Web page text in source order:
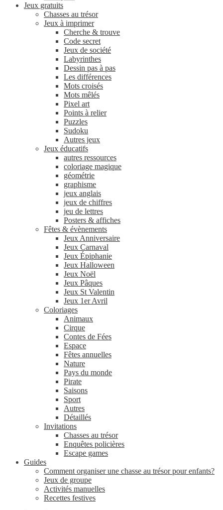
Jeux gratuits
Chasses au trésor
Jeux à imprimer
Cherche & trouve
Code secret
Jeux de société
Labyrinthes
Dessin pas à pas
Les différences
Mots croisés
Mots mêlés
Pixel art
Points à relier
Puzzles
Sudoku
Autres jeux
Jeux éducatifs
autres ressources
coloriage magique
géométrie
graphisme
jeux anglais
jeux de chiffres
jeu de lettres
Posters & affiches
Fêtes & évènements
Jeux Anniversaire
Jeux Carnaval
Jeux Épiphanie
Jeux Halloween
Jeux Noël
Jeux Pâques
Jeux St Valentin
Jeux 1er Avril
Coloriages
Animaux
Cirque
Contes de Fées
Espace
Fêtes annuelles
Nature
Pays du monde
Pirate
Saisons
Sport
Autres
Détaillés
Invitations
Chasses au trésor
Enquêtes policières
Escape games
Guides
Comment organiser une chasse au trésor pour enfants?
Jeux de groupe
Activités manuelles
Recettes festives